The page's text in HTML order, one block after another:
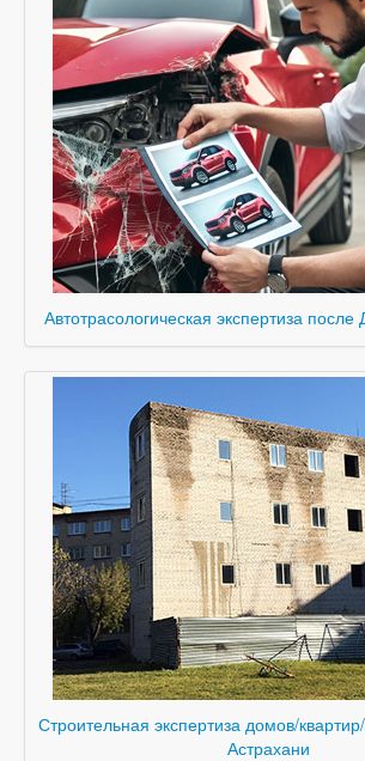
Автотрасологическая экспертиза
Строительная экспертиза домов/
Астрахани